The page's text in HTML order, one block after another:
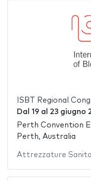
ISBT Regional
Dal 19al 23 giugno
Perth Convention
Perth, Australia
Attrezzature